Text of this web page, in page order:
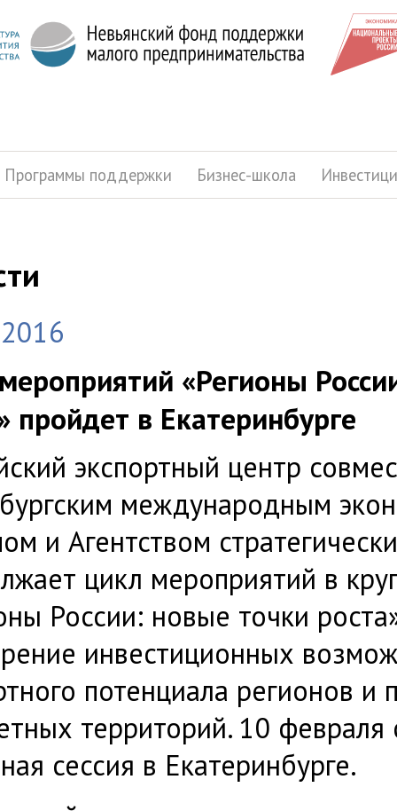
Программы поддержки Бизнес-школа
«Регионы
пройдет в Екатеринбурге
экспортный центр
международным
и Агентством
цикл мероприятий в
России: новые точки
инвестиционных
потенциала регионов и
территорий. 10 февраля
сессия в Екатеринбурге.